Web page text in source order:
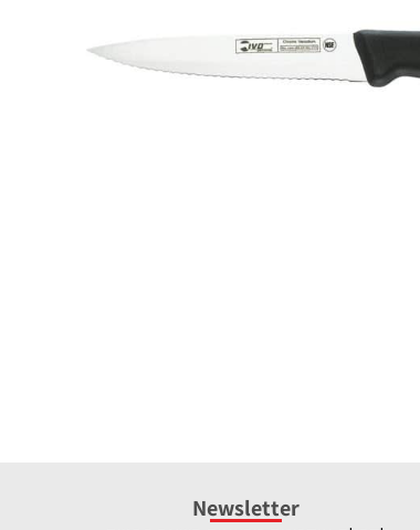
Newsletter